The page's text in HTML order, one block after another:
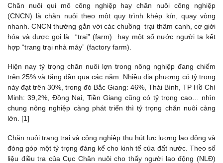
Chăn nuôi qui mô công nghiệp hay chăn nuôi công nghiệp
(CNCN) là chăn nuôi theo một quy trình khép kín, quay vòng
nhanh. CNCN thường gắn với các chuồng trại thâm canh, cơ giới
hóa và được gọi là “trại” (farm) hay một số nước người ta kết
hợp “trang trại nhà máy” (factory farm).
Hiện nay tỷ trọng chăn nuôi lợn trong nông nghiệp đang chiếm
trên 25% và tăng dần qua các năm. Nhiều địa phương có tỷ trọng
này đạt trên 30%, trong đó Bắc Giang: 46%, Thái Bình, TP Hồ Chí
Minh: 39,2%, Đồng Nai, Tiền Giang cũng có tỷ trọng cao… nhìn
chung nông nghiệp càng phát triển thì tỷ trọng chăn nuôi càng
lớn. [1]
Chăn nuôi trang trại và công nghiệp thu hút lực lượng lao động và
đóng góp một tỷ trọng đáng kể cho kinh tế của đất nước. Theo số
liệu điều tra của Cục Chăn nuôi cho thấy người lao động (NLĐ)